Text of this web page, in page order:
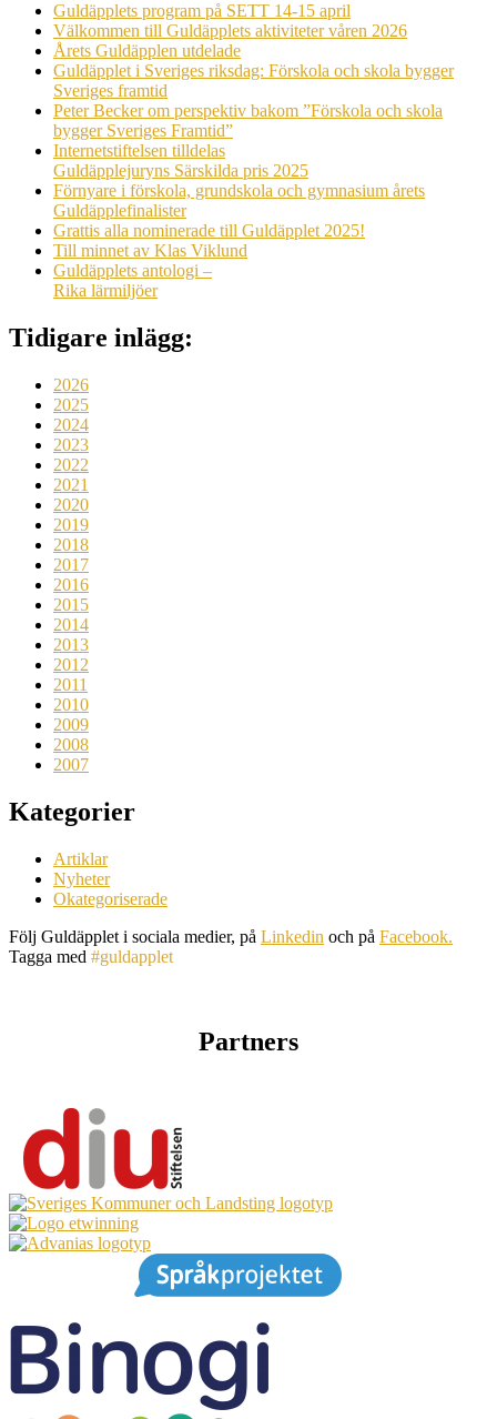
Guldäpplets program på SETT 14-15 april
Välkommen till Guldäpplets aktiviteter våren 2026
Årets Guldäpplen utdelade
Guldäpplet i Sveriges riksdag: Förskola och skola bygger
Sveriges framtid
Peter Becker om perspektiv bakom ”Förskola och skola
bygger Sveriges Framtid”
Internetstiftelsen tilldelas
Guldäpplejuryns Särskilda pris 2025
Förnyare i förskola, grundskola och gymnasium årets
Guldäpplefinalister
Grattis alla nominerade till Guldäpplet 2025!
Till minnet av Klas Viklund
Guldäpplets antologi –
Rika lärmiljöer
Tidigare inlägg:
2026
2025
2024
2023
2022
2021
2020
2019
2018
2017
2016
2015
2014
2013
2012
2011
2010
2009
2008
2007
Kategorier
Artiklar
Nyheter
Okategoriserade
Följ Guldäpplet i sociala medier, på Linkedin och på Facebook.
Tagga med #guldapplet
Partners